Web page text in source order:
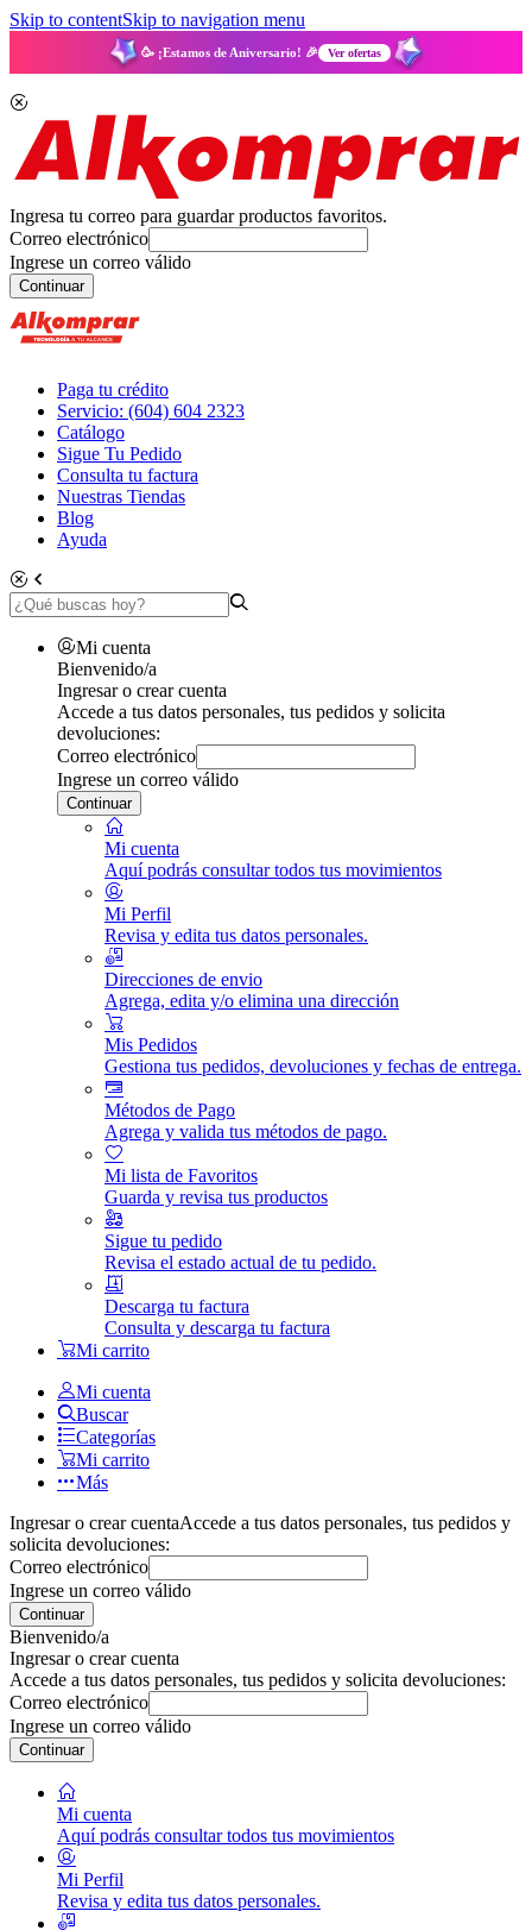
Skip to contentSkip to navigation menu
🥳 ¡Estamos de Aniversario! 🎉 Ver ofertas
Ingresa tu correo para guardar productos favoritos.
Correo electrónico
Ingrese un correo válido
Continuar
Paga tu crédito
Servicio: (604) 604 2323
Catálogo
Sigue Tu Pedido
Consulta tu factura
Nuestras Tiendas
Blog
Ayuda
Mi cuenta
Bienvenido/a
Ingresar o crear cuenta
Accede a tus datos personales, tus pedidos y solicita
devoluciones:
Correo electrónico
Ingrese un correo válido
Continuar
Mi cuenta
Aquí podrás consultar todos tus movimientos
Mi Perfil
Revisa y edita tus datos personales.
Direcciones de envio
Agrega, edita y/o elimina una dirección
Mis Pedidos
Gestiona tus pedidos, devoluciones y fechas de entrega.
Métodos de Pago
Agrega y valida tus métodos de pago.
Mi lista de Favoritos
Guarda y revisa tus productos
Sigue tu pedido
Revisa el estado actual de tu pedido.
Descarga tu factura
Consulta y descarga tu factura
Mi carrito
Mi cuenta
Buscar
Categorías
Mi carrito
Más
Ingresar o crear cuentaAccede a tus datos personales, tus pedidos y
solicita devoluciones:
Correo electrónico
Ingrese un correo válido
Continuar
Bienvenido/a
Ingresar o crear cuenta
Accede a tus datos personales, tus pedidos y solicita devoluciones:
Correo electrónico
Ingrese un correo válido
Continuar
Mi cuenta
Aquí podrás consultar todos tus movimientos
Mi Perfil
Revisa y edita tus datos personales.